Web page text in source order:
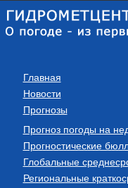
Главная
Новости
Прогнозы
Прогноз погоды на
Прогностические
Глобальные
Региональные